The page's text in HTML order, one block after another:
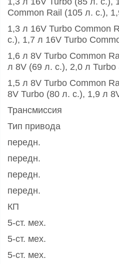
Common Rail (105 л. с.),
1,3 л 16V Turbo Common
с.), 1,7 л 16V Turbo
1,6 л 8V Turbo Common
л 8V (69 л. с.), 2,0 л
1,5 л 8V Turbo Common
8V Turbo (80 л. с.), 1,9 л
Трансмиссия
Тип привода
передн.
передн.
передн.
передн.
КП
5-ст. мех.
5-ст. мех.
5-ст. мех.